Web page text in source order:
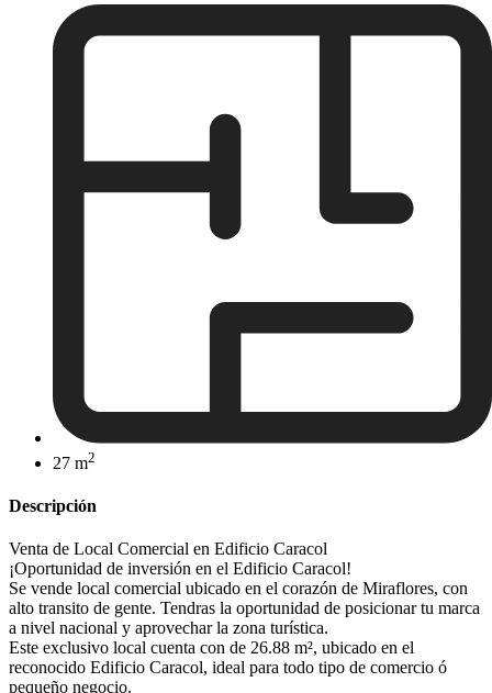
27 m2
Descripción
Venta de Local Comercial en Edificio Caracol
¡Oportunidad de inversión en el Edificio Caracol!
Se vende local comercial ubicado en el corazón de Miraflores, con
alto transito de gente. Tendras la oportunidad de posicionar tu marca
a nivel nacional y aprovechar la zona turística.
Este exclusivo local cuenta con de 26.88 m², ubicado en el
reconocido Edificio Caracol, ideal para todo tipo de comercio ó
pequeño negocio.